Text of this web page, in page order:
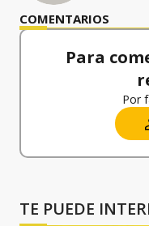
COMENTARIOS
Para
Por
TE PUEDE